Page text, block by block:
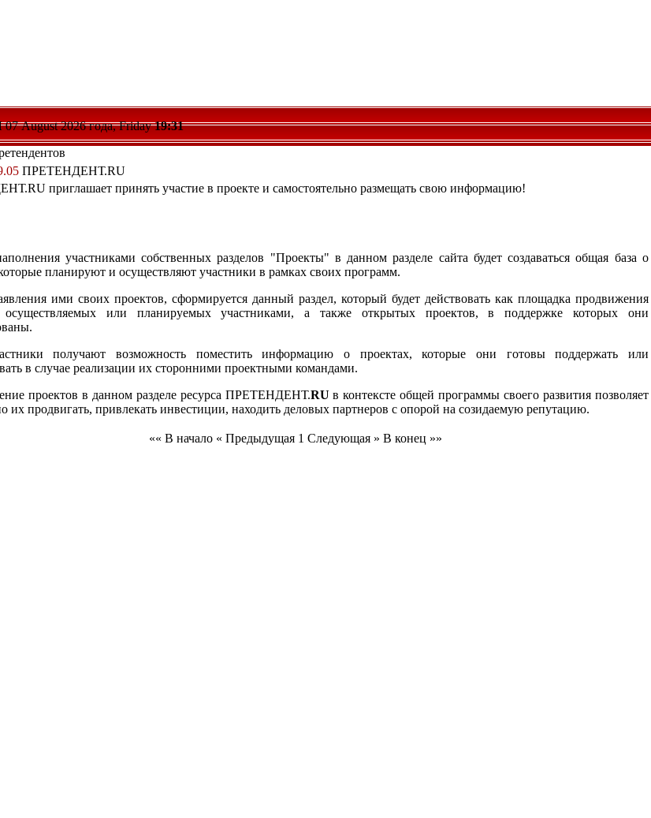
07 August 2026 года, Friday19:31
ПРЕТЕНДЕНТ.RU
приглашает принять участие в проекте и самостоятельно размещать свою информацию!
участниками собственных разделов "Проекты" в данном разделе сайта будет создаваться общая база о
планируют и осуществляют участники в рамках своих программ.
ими своих проектов, сформируется данный раздел, который будет действовать как площадка продвижения
осуществляемых или планируемых участниками, а также открытых проектов, в поддержке которых они
получают возможность поместить информацию о проектах, которые они готовы поддержать или
в случае реализации их сторонними проектными командами.
проектов в данном разделе ресурса ПРЕТЕНДЕНТ.RU в контексте общей программы своего развития позволяет
их продвигать, привлекать инвестиции, находить деловых партнеров с опорой на созидаемую репутацию.
«« В начало « Предыдущая 1 Следующая » В конец »»